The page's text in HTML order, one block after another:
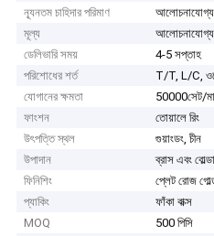
ন্যূনতম চাহিদার পরিমাণ
আলোচনাযোগ্য
মূল্য
আলোচনাযোগ্য
ডেলিভারি সময়
4-5 সপ্তাহ
পরিশোধের শর্ত
T/T, L/C,
যোগানের ক্ষমতা
50000সেট/
ফাংশন
তোয়ালে রিং
উৎপত্তি স্থল
গুয়াংডং, চীন
উপাদান
ব্রাস এবং
ফিনিশিং
প্লেট রোজ
প্যাকিং
ফাঁকা বাক্স
MOQ
500 পিসি